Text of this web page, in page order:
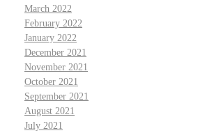
March 2022
February 2022
January 2022
December 2021
November 2021
October 2021
September 2021
August 2021
July 2021